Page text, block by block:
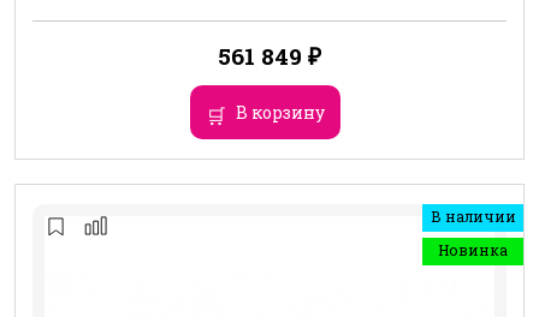
561 849 ₽
В корзину
В наличии
Новинка